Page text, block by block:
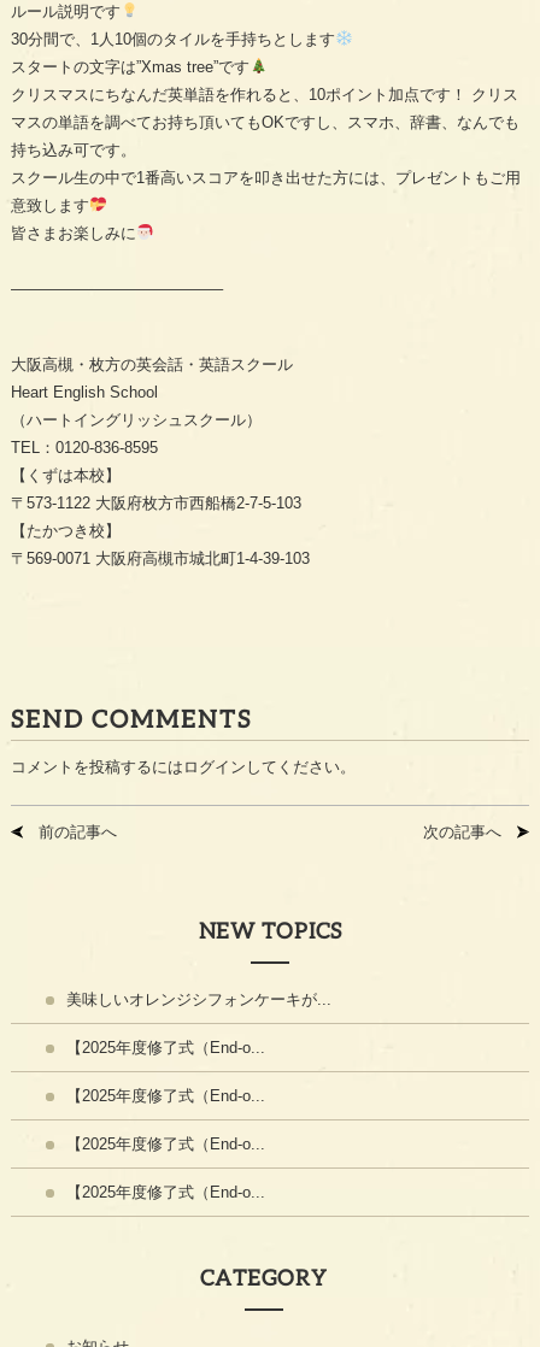
ルール説明です
30分間で、1人10個のタイルを手持ちとします
スタートの文字は”Xmas tree”です
クリスマスにちなんだ英単語を作れると、10ポイント加点です！ クリス
マスの単語を調べてお持ち頂いてもOKですし、スマホ、辞書、なんでも
持ち込み可です。
スクール生の中で1番高いスコアを叩き出せた方には、プレゼントもご用
意致します
皆さまお楽しみに
—————————————–
大阪高槻・枚方の英会話・英語スクール
Heart English School
（ハートイングリッシュスクール）
TEL：0120-836-8595
【くずは本校】
〒573-1122 大阪府枚方市西船橋2-7-5-103
【たかつき校】
〒569-0071 大阪府高槻市城北町1-4-39-103
SEND COMMENTS
コメントを投稿するには ログイン してください。
前の記事へ 次の記事へ
NEW TOPICS
美味しいオレンジシフォンケーキが...
【2025年度修了式（End-o...
【2025年度修了式（End-o...
【2025年度修了式（End-o...
【2025年度修了式（End-o...
CATEGORY